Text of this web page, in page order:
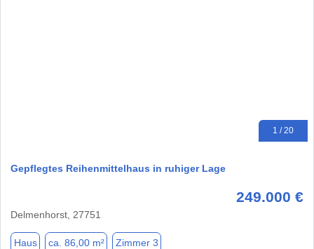
1 / 20
Gepflegtes Reihenmittelhaus in ruhiger Lage
249.000 €
Delmenhorst, 27751
Haus ca. 86,00 m² Zimmer 3